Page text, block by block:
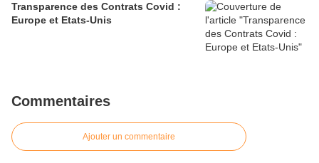
Transparence des Contrats Covid :
Europe et Etats-Unis
Commentaires
Ajouter un commentaire